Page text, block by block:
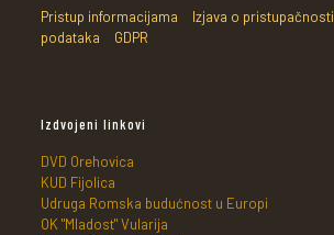
Pristup informacijama Izjava o pristupačnosti
podataka
GDPR
Izdvojeni linkovi
DVD Orehovica
KUD Fijolica
Udruga Romska budućnost u Europi
OK "Mladost" Vularija